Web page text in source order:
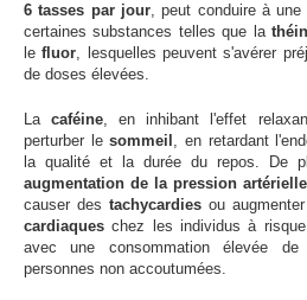
6 tasses par jour, peut conduire à
certaines substances telles que la
lefluor, lesquelles peuvent s'avérer
de doses élevées.
Lacaféine, en inhibant l'effet
perturber lesommeil , en retardant
la qualité et la durée du repos. De
augmentation de la pression artérielle
causer des tachycardies ou
cardiaques chez les individus à
avec une consommation élevée
personnes non accoutumées.